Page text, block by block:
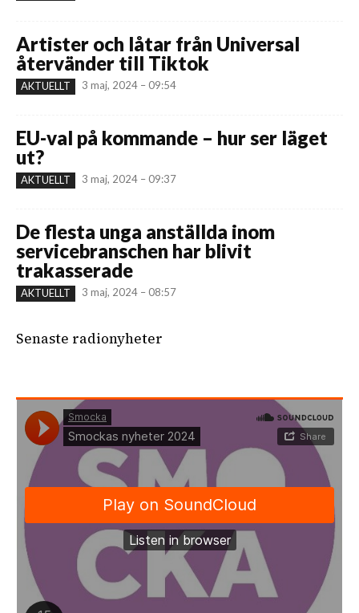
Artister och låtar från Universal
återvänder till Tiktok
AKTUELLT 3 maj, 2024 – 09:54
EU-val på kommande – hur ser läget
ut?
AKTUELLT 3 maj, 2024 – 09:37
De flesta unga anställda inom
servicebranschen har blivit
trakasserade
AKTUELLT 3 maj, 2024 – 08:57
Senaste radionyheter